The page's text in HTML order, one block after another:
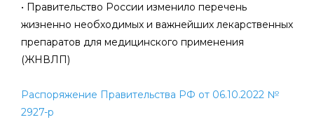
• Правительство России изменило перечень
жизненно необходимых и важнейших лекарственных
препаратов для медицинского применения
(ЖНВЛП)
Распоряжение Правительства РФ от 06.10.2022 №
2927-р